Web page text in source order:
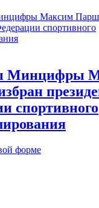
Минцифры
спортивного
форме